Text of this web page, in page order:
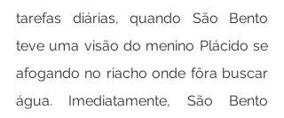
tarefas diárias, quando São Bento
teve uma visão do menino Plácido se
afogando no riacho onde fôra buscar
água. Imediatamente, São Bento